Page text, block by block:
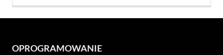
OPROGRAMOWANIE